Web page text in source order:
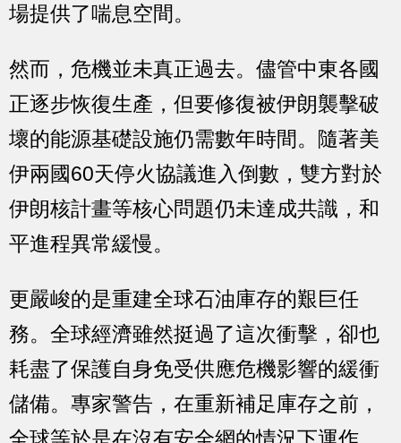
場提供了喘息空間。
然而，危機並未真正過去。儘管中東各國
正逐步恢復生產，但要修復被伊朗襲擊破
壞的能源基礎設施仍需數年時間。隨著美
伊兩國60天停火協議進入倒數，雙方對於
伊朗核計畫等核心問題仍未達成共識，和
平進程異常緩慢。
更嚴峻的是重建全球石油庫存的艱巨任
務。全球經濟雖然挺過了這次衝擊，卻也
耗盡了保護自身免受供應危機影響的緩衝
儲備。專家警告，在重新補足庫存之前，
全球等於是在沒有安全網的情況下運作，